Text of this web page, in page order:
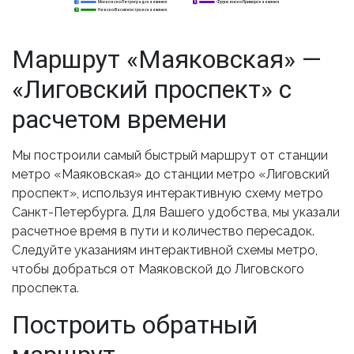
Невско-Василеостровская линия
2
3
5
2
3
Маршрут «Маяковская» —
«Лиговский проспект» с
расчетом времени
Мы построили самый быстрый маршрут от станции
метро «Маяковская» до станции метро «Лиговский
проспект», используя интерактивную схему метро
Санкт-Петербурга. Для Вашего удобства, мы указали
расчетное время в пути и количество пересадок.
Следуйте указаниям интерактивной схемы метро,
чтобы добраться от Маяковской до Лиговского
проспекта.
Построить обратный